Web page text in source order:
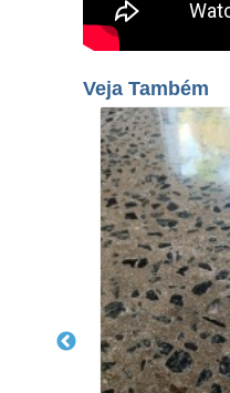
Veja Também